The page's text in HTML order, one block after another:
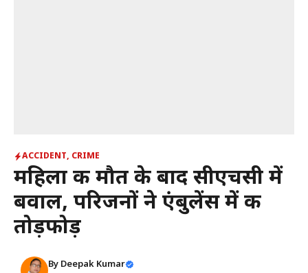
ACCIDENT, CRIME
महिला की मौत के बाद सीएचसी में
बवाल, परिजनों ने एंबुलेंस में की
तोड़फोड़
By Deepak Kumar